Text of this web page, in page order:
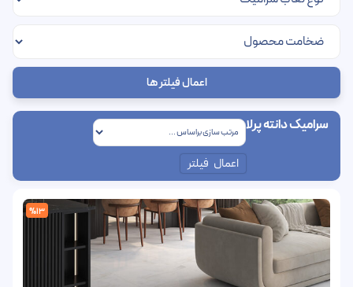
اعمال فیلتر ها
سرامیک دانته پرلا
اعمال فیلتر
%13